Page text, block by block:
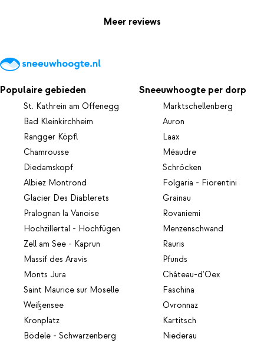
Meer reviews
Populaire gebieden
St. Kathrein am Offenegg
Bad Kleinkirchheim
Rangger Köpfl
Chamrousse
Diedamskopf
Albiez Montrond
Glacier Des Diablerets
Pralognan la Vanoise
Hochzillertal - Hochfügen
Zell am See - Kaprun
Massif des Aravis
Monts Jura
Saint Maurice sur Moselle
Weißensee
Kronplatz
Bödele - Schwarzenberg
Sneeuwhoogte per dorp
Marktschellenberg
Auron
Laax
Méaudre
Schröcken
Folgaria - Fiorentini
Grainau
Rovaniemi
Menzenschwand
Rauris
Pfunds
Château-d'Oex
Faschina
Ovronnaz
Kartitsch
Niederau